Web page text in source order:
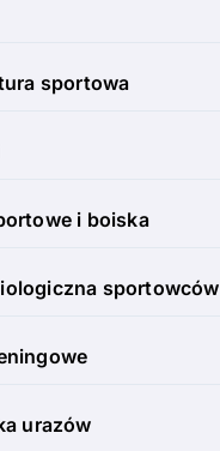
sportowa
i boiska
sportowców
urazów